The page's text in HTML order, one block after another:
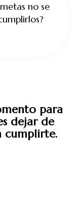
no se
para
dejar de
cumplirte.​